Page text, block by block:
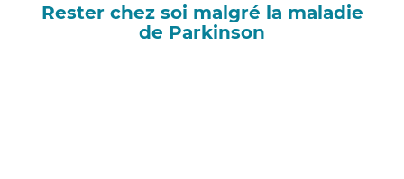
Rester chez soi malgré la maladie
de Parkinson